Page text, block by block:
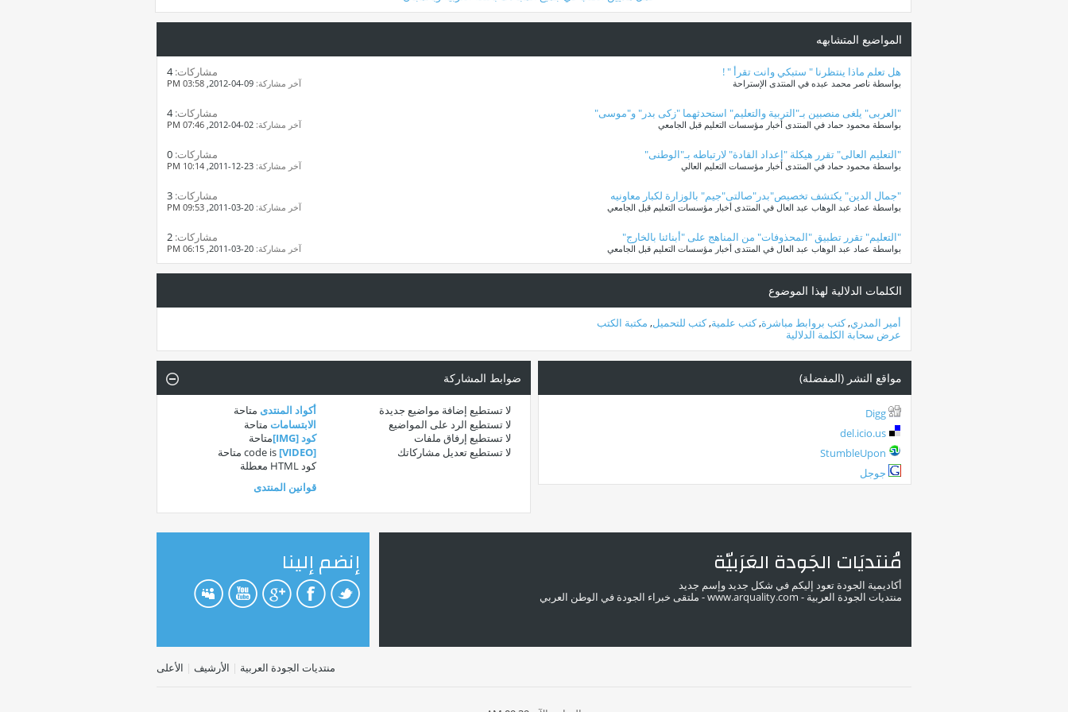
المواضيع المتشابهه
هل تعلم ماذا ينتظرنا " ستبكي وانت تقرأ " !
بواسطة ناصر محمد عبده في المنتدى الإستراحة
مشاركات:4
آخر مشاركة: 03:58 PM
"العربى" يلغى منصبين بـ"التربية والتعليم" استحدثهما "زكى بدر" و"موسى"
بواسطة محمود حماد في المنتدى أخبار مؤسسات التعليم قبل الجامعي
مشاركات:4
آخر مشاركة: 07:46 PM
"التعليم العالى" تقرر هيكلة "إعداد القادة" لارتباطه بـ"الوطنى"
بواسطة محمود حماد في المنتدى أخبار مؤسسات التعليم العالي
مشاركات:
آخر مشاركة: 10:14 PM
"جمال الدين" يكتشف تخصيص"بدر"صالتى"جيم" بالوزارة لكبار معاونيه
بواسطة عماد عبد الوهاب عبد العال في المنتدى أخبار مؤسسات التعليم قبل الجامعي
مشاركات:
آخر مشاركة: 09:53 PM
"التعليم" تقرر تطبيق "المحذوفات" من المناهج على "أبنائنا بالخارج"
بواسطة عماد عبد الوهاب عبد العال في المنتدى أخبار مؤسسات التعليم قبل الجامعي
مشاركات:
آخر مشاركة: 06:15 PM
الكلمات الدلالية لهذا الموضوع
أمير المدري,كتب بروابط مباشرة,كتب علمية,كتب للتحميل, مكتبة الكتب
عرض سحابة الكلمة الدلالية
مواقع النشر (المفضلة)
Digg
del.icio.us
StumbleUpon
جوجل
ضوابط المشاركة
لا تستطيع إضافة مواضيع جديدة
لا تستطيع الرد على المواضيع
لا تستطيع إرفاق ملفات
لا تستطيع تعديل مشاركاتك
أكواد المنتدى متاحة
الابتسامات متاحة
كود [IMG]
متاحة
[VIDEO]
متاحة
كود HTML
معطلة
قوانين المنتدى
مُنتديَات الجَودة العَرَبيّة
أكاديمية الجودة تعود إليكم في شكل جديد وإسم جديد
منتديات الجودة العربية - www.arquality.com - ملتقى خبراء الجودة في الوطن العربي
إنضم إلينا
منتديات الجودة العربية | الأرشيف | الأعلى